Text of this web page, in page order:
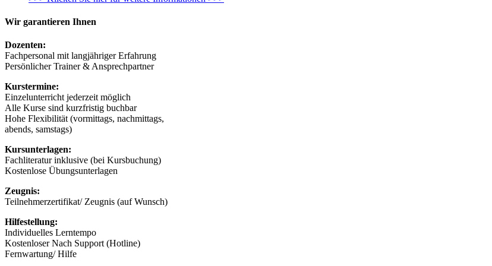
Wir garantieren Ihnen
Dozenten:
Fachpersonal mit langjähriger Erfahrung
Persönlicher Trainer & Ansprechpartner
Kurstermine:
Einzelunterricht jederzeit möglich
Alle Kurse sind kurzfristig buchbar
Hohe Flexibilität (vormittags, nachmittags,
abends, samstags)
Kursunterlagen:
Fachliteratur inklusive (bei Kursbuchung)
Kostenlose Übungsunterlagen
Zeugnis:
Teilnehmerzertifikat/ Zeugnis (auf Wunsch)
Hilfestellung:
Individuelles Lerntempo
Kostenloser Nach Support (Hotline)
Fernwartung/ Hilfe